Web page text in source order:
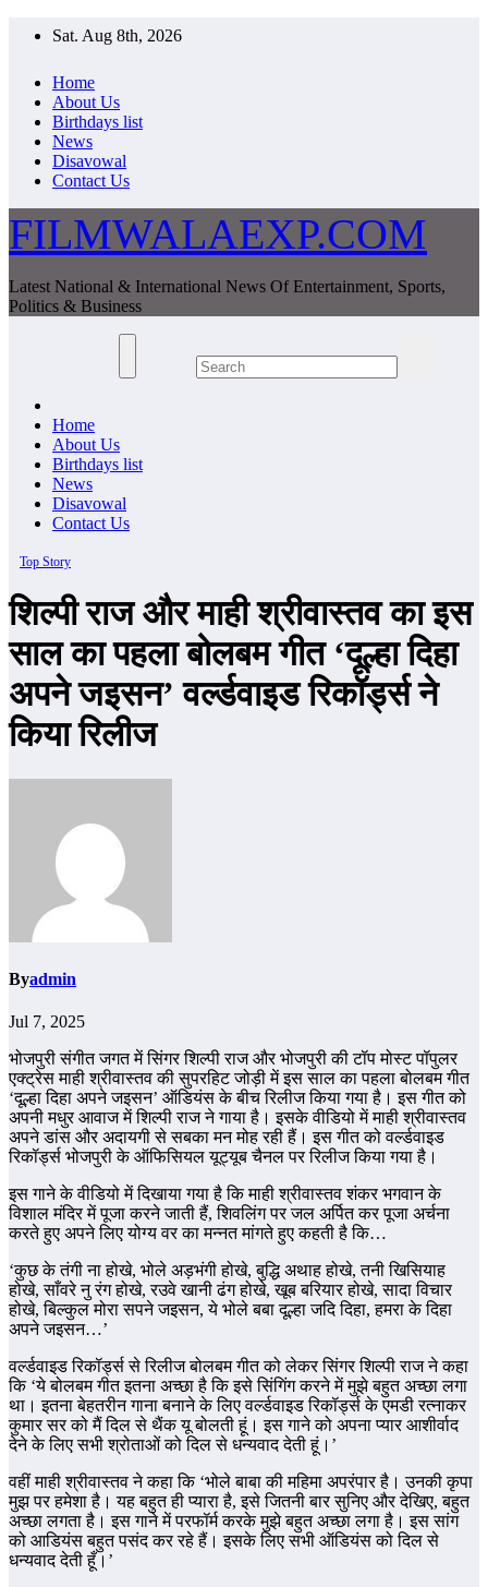
Sat. Aug 8th, 2026
Home
About Us
Birthdays list
News
Disavowal
Contact Us
FILMWALAEXP.COM
Latest National & International News Of Entertainment, Sports,
Politics & Business
Home
About Us
Birthdays list
News
Disavowal
Contact Us
Top Story
शिल्पी राज और माही श्रीवास्तव का इस
साल का पहला बोलबम गीत ‘दूल्हा दिहा
अपने जइसन’ वर्ल्डवाइड रिकॉर्ड्स ने
किया रिलीज
Byadmin
Jul 7, 2025
भोजपुरी संगीत जगत में सिंगर शिल्पी राज और भोजपुरी की टॉप मोस्ट पॉपुलर
एक्ट्रेस माही श्रीवास्तव की सुपरहिट जोड़ी में इस साल का पहला बोलबम गीत
‘दूल्हा दिहा अपने जइसन’ ऑडियंस के बीच रिलीज किया गया है। इस गीत को
अपनी मधुर आवाज में शिल्पी राज ने गाया है। इसके वीडियो में माही श्रीवास्तव
अपने डांस और अदायगी से सबका मन मोह रही हैं। इस गीत को वर्ल्डवाइड
रिकॉर्ड्स भोजपुरी के ऑफिसियल यूट्यूब चैनल पर रिलीज किया गया है।
इस गाने के वीडियो में दिखाया गया है कि माही श्रीवास्तव शंकर भगवान के
विशाल मंदिर में पूजा करने जाती हैं, शिवलिंग पर जल अर्पित कर पूजा अर्चना
करते हुए अपने लिए योग्य वर का मन्नत मांगते हुए कहती है कि…
‘कुछ के तंगी ना होखे, भोले अड़भंगी होखे, बुद्धि अथाह होखे, तनी खिसियाह
होखे, साँवरे नु रंग होखे, रउवे खानी ढंग होखे, खूब बरियार होखे, सादा विचार
होखे, बिल्कुल मोरा सपने जइसन, ये भोले बबा दूल्हा जदि दिहा, हमरा के दिहा
अपने जइसन…’
वर्ल्डवाइड रिकॉर्ड्स से रिलीज बोलबम गीत को लेकर सिंगर शिल्पी राज ने कहा
कि ‘ये बोलबम गीत इतना अच्छा है कि इसे सिंगिंग करने में मुझे बहुत अच्छा लगा
था। इतना बेहतरीन गाना बनाने के लिए वर्ल्डवाइड रिकॉर्ड्स के एमडी रत्नाकर
कुमार सर को मैं दिल से थैंक यू बोलती हूं। इस गाने को अपना प्यार आशीर्वाद
देने के लिए सभी श्रोताओं को दिल से धन्यवाद देती हूं।’
वहीं माही श्रीवास्तव ने कहा कि ‘भोले बाबा की महिमा अपरंपार है। उनकी कृपा
मुझ पर हमेशा है। यह बहुत ही प्यारा है, इसे जितनी बार सुनिए और देखिए, बहुत
अच्छा लगता है। इस गाने में परफॉर्म करके मुझे बहुत अच्छा लगा है। इस सांग
को आडियंस बहुत पसंद कर रहे हैं। इसके लिए सभी ऑडियंस को दिल से
धन्यवाद देती हूँ।’